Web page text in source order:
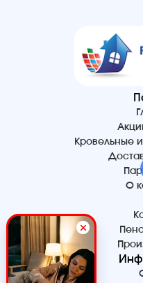
Кровельные
О